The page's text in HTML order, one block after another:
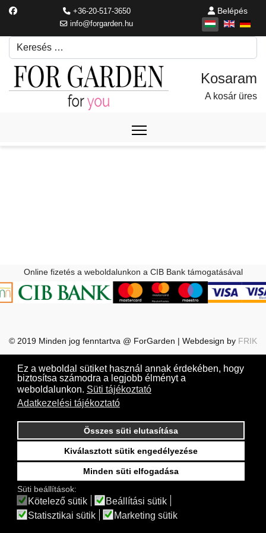
Ez a weboldal sütiket használ annak érdekében, hogy
biztosítsa számodra a legjobb élményt a
weboldalunkon. Süti tájékoztató
Adatkezelési tájékoztató
Összes süti elutasítása
Kiválasztott sütik engedélyezése
Minden süti elfogadása
Süti beállítások:
Kötelező sütik
Beállítási sütik
Statisztikai sütik
Marketing sütik
+36-20-517-3650
info@forgarden.hu
Belépés
Keresés
Írjon be egy keresési kifejezést.
A kosár üres
Online fizetés a weboldalunkon a CIB Bank támogatásával
© 2019 Minden jog fenntartva @ ForGarden | Webdesign by FRIK